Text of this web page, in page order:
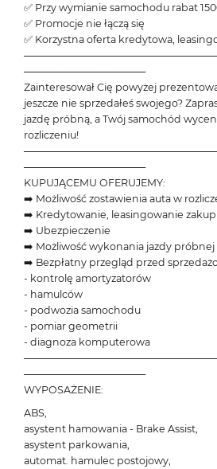
✅ Przy wymianie samochodu rabat
✅ Promocje nie łączą się
✅ Korzystna oferta kredytowa,
─────────────────
Zainteresował Cię powyżej
jeszcze nie sprzedałeś swojego?
jazdę próbną, a Twój samochód
rozliczeniu!
─────────────────
KUPUJĄCEMU OFERUJEMY:
➡️ Możliwość zostawienia auta w
➡️ Kredytowanie, leasingowanie
➡️ Ubezpieczenie
➡️ Możliwość wykonania jazdy próbnej
➡️ Bezpłatny przegląd przed
- kontrolę amortyzatorów
- hamulców
- podwozia samochodu
- pomiar geometrii
- diagnoza komputerowa
─────────────────
WYPOSAŻENIE:
ABS,
asystent hamowania - Brake Assist,
asystent parkowania,
automat. hamulec postojowy,